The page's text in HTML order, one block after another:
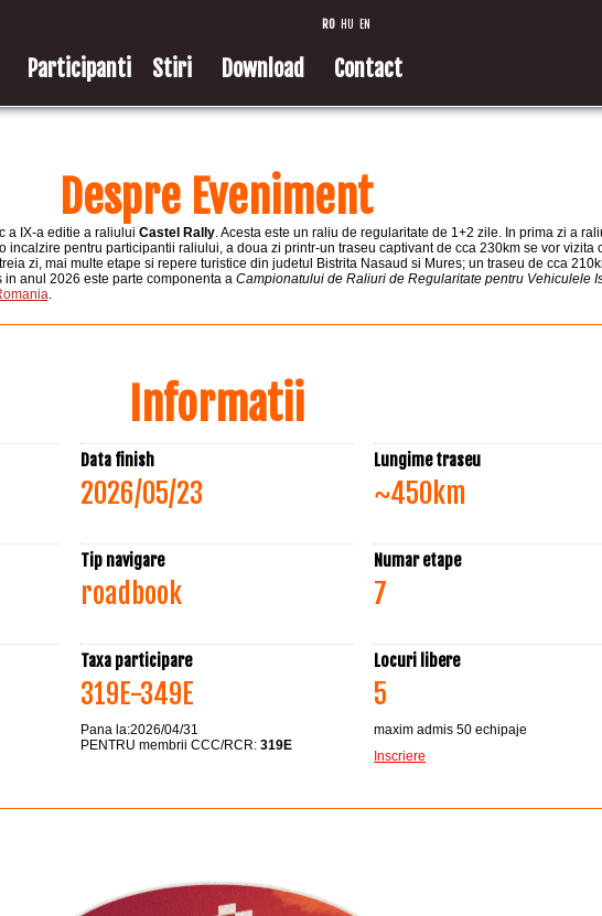
Participanti Stiri Download Contact
RO HU EN
Despre Eveniment
a IX-a editie a raliului Castel Rally. Acesta este un raliu de regularitate de 1+2 zile. In prima zi a
incalzire pentru participantii raliului, a doua zi printr-un traseu captivant de cca 230km se vor vizita
zi, mai multe etape si repere turistice din judetul Bistrita Nasaud si Mures; un traseu de cca
anul 2026 este parte componenta a Campionatului de Raliuri de Regularitate pentru Vehiculele
.
Informatii
Data finish
2026/05/23
Lungime traseu
~450km
Tip navigare
roadbook
Numar etape
7
Taxa participare
319E-349E
Pana la:2026/04/31
PENTRU membrii CCC/RCR: 319E
Locuri libere
5
maxim admis 50 echipaje
Inscriere